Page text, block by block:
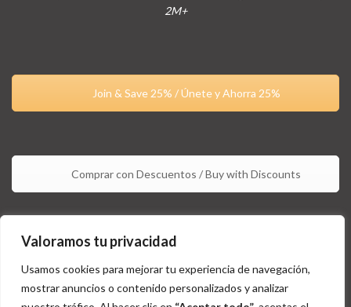
Valoramos tu privacidad
Usamos cookies para mejorar tu experiencia de navegación,
mostrar anuncios o contenido personalizados y analizar
2M+
Join & Save 25% / Únete y Ahorra 25%
Comprar con Descuentos / Buy with Discounts